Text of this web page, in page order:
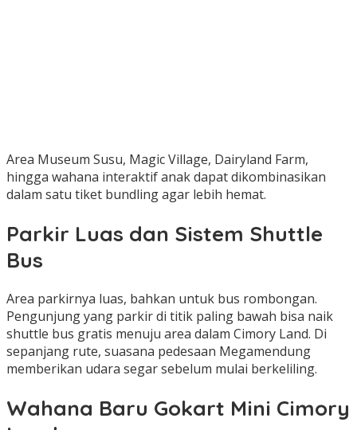
Area Museum Susu, Magic Village, Dairyland Farm,
hingga wahana interaktif anak dapat dikombinasikan
dalam satu tiket bundling agar lebih hemat.
Parkir Luas dan Sistem Shuttle
Bus
Area parkirnya luas, bahkan untuk bus rombongan.
Pengunjung yang parkir di titik paling bawah bisa naik
shuttle bus gratis menuju area dalam Cimory Land. Di
sepanjang rute, suasana pedesaan Megamendung
memberikan udara segar sebelum mulai berkeliling.
Wahana Baru Gokart Mini Cimory